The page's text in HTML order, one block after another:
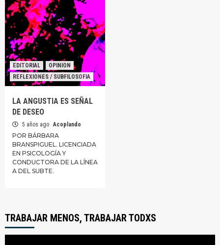
EDITORIAL
OPINION
REFLEXIONES / SUBFILOSOFIA
LA ANGUSTIA ES SEÑAL
DE DESEO
5 años ago Acoplando
POR BÁRBARA
BRANSPIGUEL. LICENCIADA
EN PSICOLOGÍA Y
CONDUCTORA DE LA LÍNEA
A DEL SUBTE.
TRABAJAR MENOS, TRABAJAR TODXS